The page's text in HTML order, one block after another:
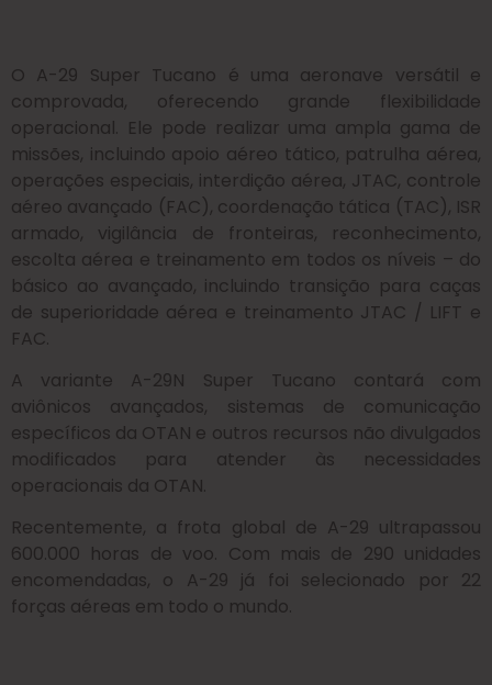
O A-29 Super Tucano é uma aeronave versátil e
comprovada, oferecendo grande flexibilidade
operacional. Ele pode realizar uma ampla gama de
missões, incluindo apoio aéreo tático, patrulha aérea,
operações especiais, interdição aérea, JTAC, controle
aéreo avançado (FAC), coordenação tática (TAC), ISR
armado, vigilância de fronteiras, reconhecimento,
escolta aérea e treinamento em todos os níveis – do
básico ao avançado, incluindo transição para caças
de superioridade aérea e treinamento JTAC / LIFT e
FAC.
A variante A-29N Super Tucano contará com
aviônicos avançados, sistemas de comunicação
específicos da OTAN e outros recursos não divulgados
modificados para atender às necessidades
operacionais da OTAN.
Recentemente, a frota global de A-29 ultrapassou
600.000 horas de voo. Com mais de 290 unidades
encomendadas, o A-29 já foi selecionado por 22
forças aéreas em todo o mundo.